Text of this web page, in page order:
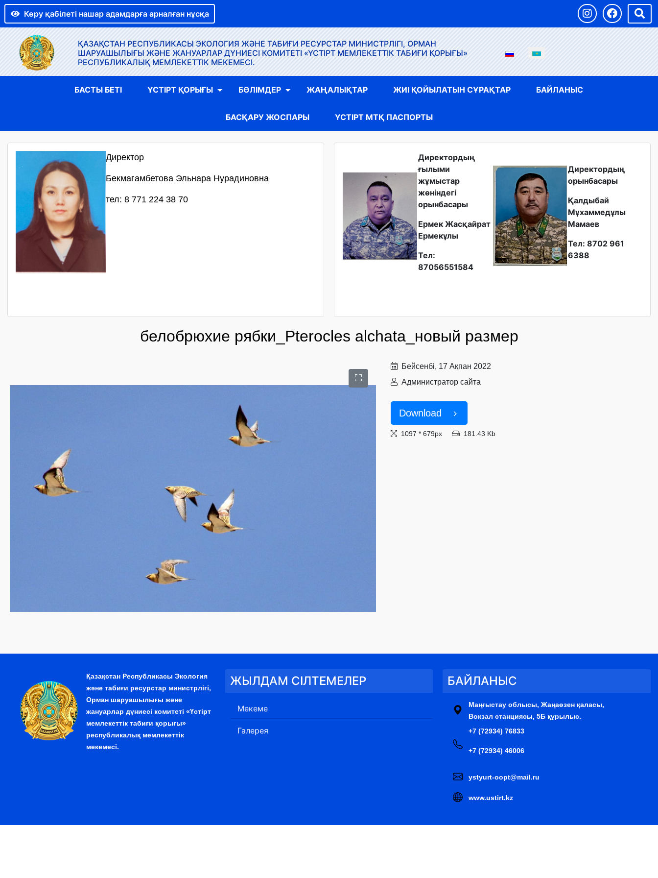
Көру қабілеті нашар адамдарға арналған нұсқа
ҚАЗАҚСТАН РЕСПУБЛИКАСЫ ЭКОЛОГИЯ ЖӘНЕ ТАБИҒИ РЕСУРСТАР МИНИСТРЛІГІ, ОРМАН
ШАРУАШЫЛЫҒЫ ЖӘНЕ ЖАНУАРЛАР ДҮНИЕСІ КОМИТЕТІ «ҮСТІРТ МЕМЛЕКЕТТІК ТАБИҒИ ҚОРЫҒЫ»
РЕСПУБЛИКАЛЫҚ МЕМЛЕКЕТТІК МЕКЕМЕСІ.
БАСТЫ БЕТІ ҮСТІРТ ҚОРЫҒЫ БӨЛІМДЕР ЖАҢАЛЫҚТАР ЖИІ ҚОЙЫЛАТЫН СҰРАҚТАР БАЙЛАНЫС
БАСҚАРУ ЖОСПАРЫ ҮСТІРТ МТҚ ПАСПОРТЫ
Директор
Бекмагамбетова Эльнара Нурадиновна
тел: 8 771 224 38 70
Директордың
ғылыми
жұмыстар
жөніндегі
орынбасары
Ермек Жасқайрат
Ермекұлы
Тел:
87056551584
Директордың
орынбасары
Қалдыбай
Мұхаммедұлы
Мамаев
Тел: 8702 961
6388
белобрюхие рябки_Pterocles alchata_новый размер
Бейсенбі, 17 Ақпан 2022
Администратор сайта
Download
1097 * 679px 181.43 Kb
Қазақстан Республикасы Экология
және табиғи ресурстар министрлігі,
Орман шаруашылығы және
жануарлар дүниесі комитеті «Үстірт
мемлекеттік табиғи қорығы»
республикалық мемлекеттік
мекемесі.
ЖЫЛДАМ СІЛТЕМЕЛЕР
Мекеме
Галерея
БАЙЛАНЫС
Маңғыстау облысы, Жаңаөзен қаласы,
Вокзал станциясы, 5Б құрылыс.
+7 (72934) 76833
+7 (72934) 46006
ystyurt-oopt@mail.ru
www.ustirt.kz